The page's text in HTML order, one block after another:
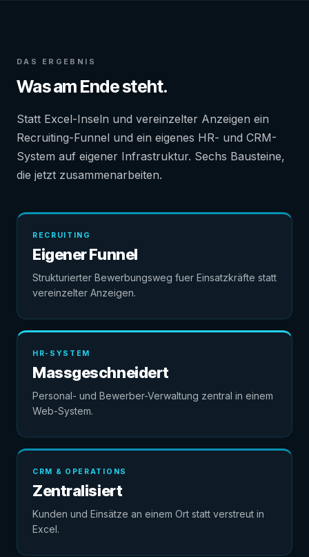
DAS ERGEBNIS
Was am Ende steht.
Statt Excel-Inseln und vereinzelter Anzeigen ein
Recruiting-Funnel und ein eigenes HR- und CRM-
System auf eigener Infrastruktur. Sechs Bausteine,
die jetzt zusammenarbeiten.
RECRUITING
Eigener Funnel
Strukturierter Bewerbungsweg fuer Einsatzkräfte statt
vereinzelter Anzeigen.
HR-SYSTEM
Massgeschneidert
Personal- und Bewerber-Verwaltung zentral in einem
Web-System.
CRM & OPERATIONS
Zentralisiert
Kunden und Einsätze an einem Ort statt verstreut in
Excel.